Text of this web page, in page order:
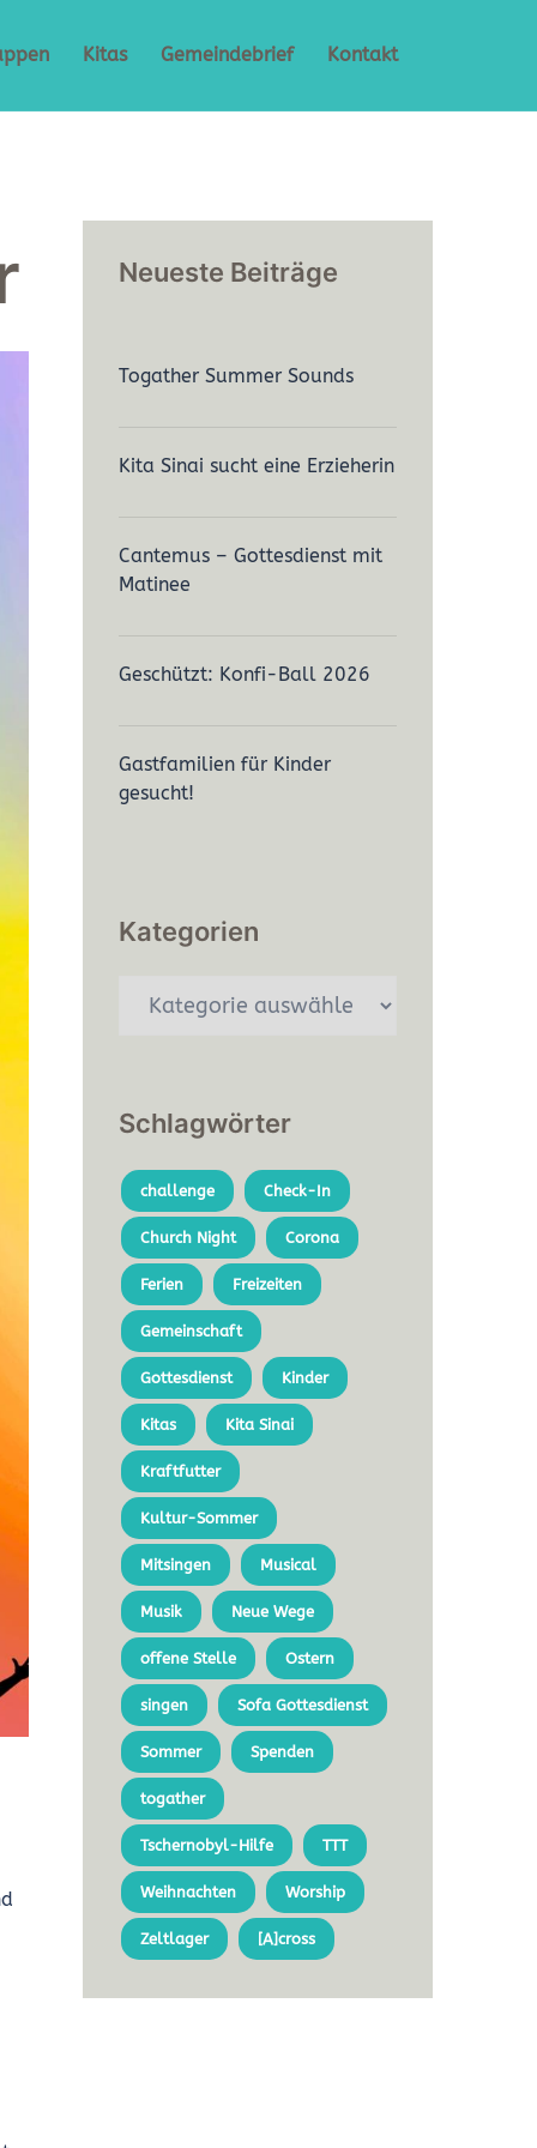
Kitas Gemeindebrief Kontakt
Neueste Beiträge
Togather Summer Sounds
Kita Sinai sucht eine Erzieherin
Cantemus – Gottesdienst mit
Matinee
Geschützt: Konfi-Ball 2026
Gastfamilien für Kinder
gesucht!
Kategorien
Kategorien
Schlagwörter
challenge Check-In
Church Night Corona
Ferien Freizeiten
Gemeinschaft
Gottesdienst Kinder
Kitas Kita Sinai
Kraftfutter
Kultur-Sommer
Mitsingen Musical
Musik Neue Wege
offene Stelle Ostern
singen Sofa Gottesdienst
Sommer Spenden
togather
Tschernobyl-Hilfe TTT
Weihnachten Worship
Zeltlager [A]cross